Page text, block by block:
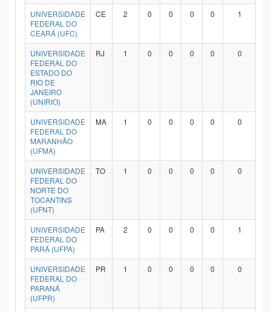
UNIVERSIDADE
FEDERAL DO
CEARÁ (UFC)
CE 2 0 0 0 0 1
UNIVERSIDADE
FEDERAL DO
ESTADO DO
RIO DE
JANEIRO
(UNIRIO)
RJ 1 0 0 0 0 0
UNIVERSIDADE
FEDERAL DO
MARANHÃO
(UFMA)
MA 1 0 0 0 0 0
UNIVERSIDADE
FEDERAL DO
NORTE DO
TOCANTINS
(UFNT)
TO 1 0 0 0 0 0
UNIVERSIDADE
FEDERAL DO
PARÁ (UFPA)
PA 2 0 0 0 0 1
UNIVERSIDADE
FEDERAL DO
PARANÁ
(UFPR)
PR 1 0 0 0 0 0